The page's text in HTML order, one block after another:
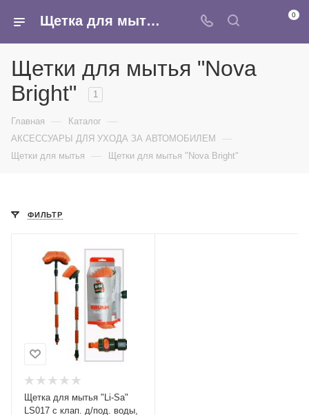
Щетка для мытья авто - купить оптом в интернет-магазине Армина 0
Щетки для мытья "Nova
Bright"
1
Главная — Каталог —
АКСЕССУАРЫ ДЛЯ УХОДА ЗА АВТОМОБИЛЕМ —
Щетки для мытья — Щетки для мытья "Nova Bright"
ФИЛЬТР
Щетка для мытья "Li-Sa"
LS017 с клап. д/под. воды,